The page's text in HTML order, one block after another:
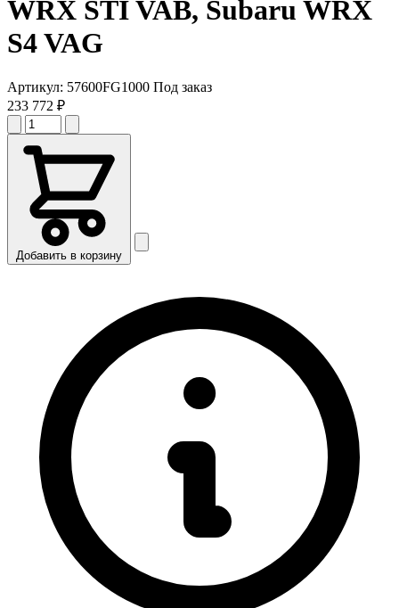
WRX STI VAB, Subaru WRX
S4 VAG
Артикул: 57600FG1000 Под заказ
233 772 ₽
Добавить в корзину